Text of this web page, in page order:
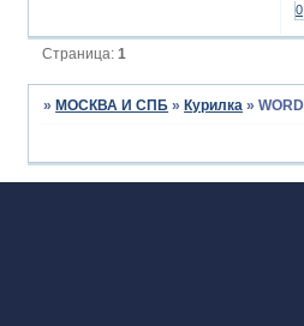
0
Страница:1
»МОСКВА И СПБ »Курилка »